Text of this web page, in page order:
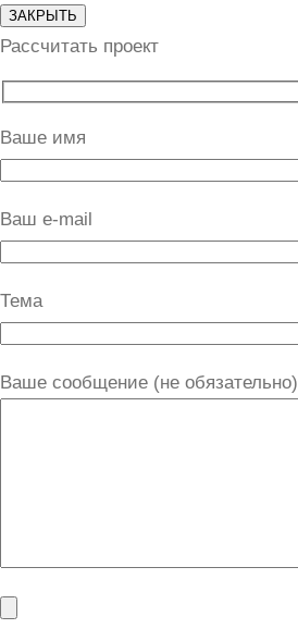
ЗАКРЫТЬ
Рассчитать проект
Ваше имя
Ваш e-mail
Тема
Ваше сообщение (не обязательно)